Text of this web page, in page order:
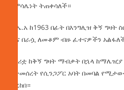
በምሳሌነት ትጠቀሳለች።
እ.ኤ.አ ከ1963 በፊት በእንግሊዝ ቅኝ ግዛት
ሆና በራሷ ለመቆም ብዙ ፈተናዎችን
ሀገሪቷ ከቅኝ ግዛት ማብቃት በኋላ
ስትመሰረት የሲንጋፖር አባት በመባል
ተረከበ።